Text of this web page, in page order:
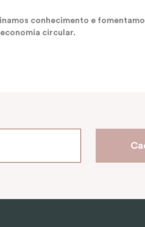
conhecimento e
circular.